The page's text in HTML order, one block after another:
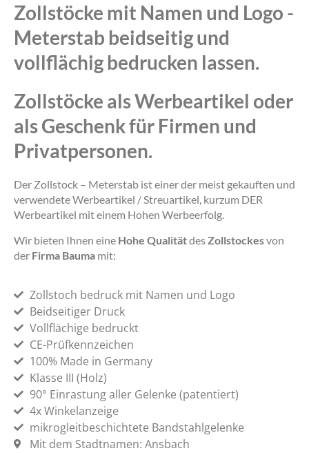
Zollstöcke mit Namen und Logo -
Meterstab beidseitig und
vollflächig bedrucken lassen.
Zollstöcke als Werbeartikel oder
als Geschenk für Firmen und
Privatpersonen.
Der Zollstock – Meterstab ist einer der meist gekauften und
verwendete Werbeartikel / Streuartikel, kurzum DER
Werbeartikel mit einem Hohen Werbeerfolg.
Wir bieten Ihnen eine Hohe Qualitätdes Zollstockesvon
der Firma Bauma mit:
Zollstoch bedruck mit Namen und Logo
Beidseitiger Druck
Vollflächige bedruckt
CE-Prüfkennzeichen
100% Made in Germany
Klasse III (Holz)
90° Einrastung aller Gelenke (patentiert)
4x Winkelanzeige
mikrogleitbeschichtete Bandstahlgelenke
Mit dem Stadtnamen: Ansbach